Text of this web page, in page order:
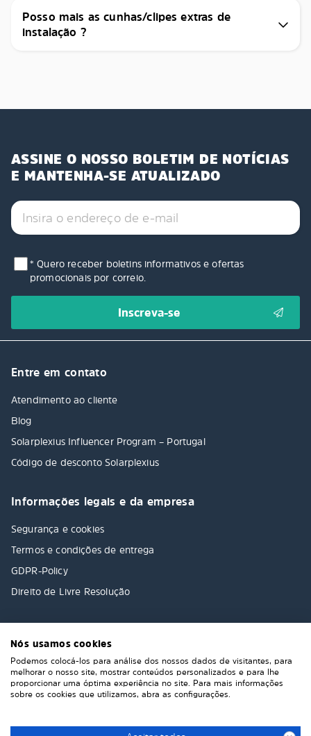
Posso mais as cunhas/clipes extras de
instalação ?
ASSINE O NOSSO BOLETIM DE NOTÍCIAS
E MANTENHA-SE ATUALIZADO
* Quero receber boletins informativos e ofertas
promocionais por correio.
Entre em contato
Atendimento ao cliente
Blog
Solarplexius Influencer Program – Portugal
Código de desconto Solarplexius
Informações legais e da empresa
Segurança e cookies
Termos e condições de entrega
GDPR-Policy
Direito de Livre Resolução
Nós usamos cookies
Podemos colocá-los para análise dos nossos dados de visitantes, para
melhorar o nosso site, mostrar conteúdos personalizados e para lhe
proporcionar uma óptima experiência no site. Para mais informações
sobre os cookies que utilizamos, abra as configurações.